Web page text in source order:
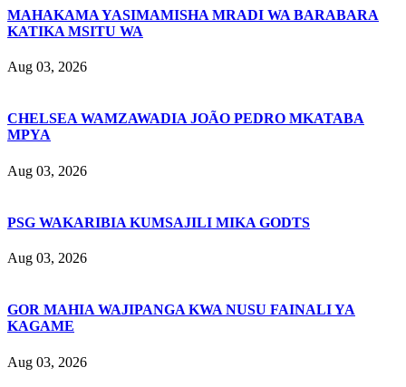
MAHAKAMA YASIMAMISHA MRADI WA BARABARA
KATIKA MSITU WA
Aug 03, 2026
CHELSEA WAMZAWADIA JOÃO PEDRO MKATABA
MPYA
Aug 03, 2026
PSG WAKARIBIA KUMSAJILI MIKA GODTS
Aug 03, 2026
GOR MAHIA WAJIPANGA KWA NUSU FAINALI YA
KAGAME
Aug 03, 2026